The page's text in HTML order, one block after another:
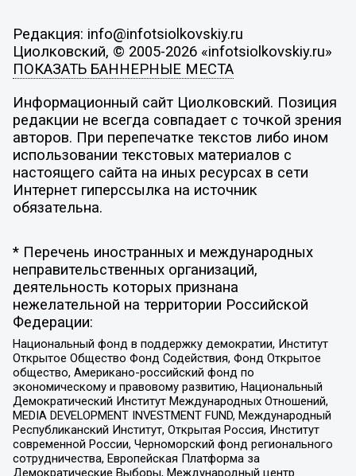
Редакция: info@infotsiolkovskiy.ru
Циолковский, © 2005-2026 «infotsiolkovskiy.ru»
ПОКАЗАТЬ БАННЕРНЫЕ МЕСТА
Информационный сайт Циолковский. Позиция
редакции не всегда совпадает с точкой зрения
авторов. При перепечатке текстов либо ином
использовании текстовых материалов с
настоящего сайта на иных ресурсах в сети
Интернет гиперссылка на источник
обязательна.
* Перечень иностранных и международных
неправительственных организаций,
деятельность которых признана
нежелательной на территории Российской
Федерации:
Национальный фонд в поддержку демократии, Институт
Открытое Общество Фонд Содействия, Фонд Открытое
общество, Американо-российский фонд по
экономическому и правовому развитию, Национальный
Демократический Институт Международных Отношений,
MEDIA DEVELOPMENT INVESTMENT FUND, Международный
Республиканский Институт, Открытая Россия, Институт
современной России, Черноморский фонд регионального
сотрудничества, Европейская Платформа за
Демократические Выборы, Международный центр